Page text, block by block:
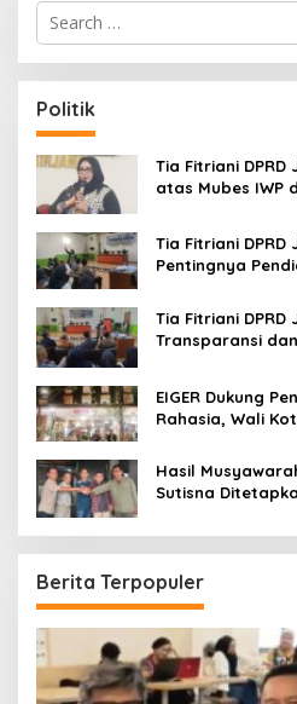
S
r
c
h
f
o
:
Politik
Tia Fitriani
atas Mubes IWP
Tia Fitriani DPRD
Pentingnya
Tia Fitriani
Transparansi
EIGER Dukung
Rahasia, Wali
Hasil
Sutisna
Berita Terpopuler